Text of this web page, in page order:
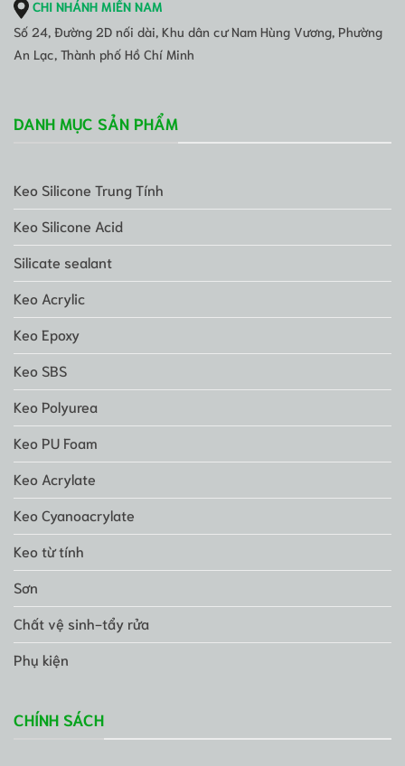
CHI NHÁNH MIỀN NAM
Số 24, Đường 2D nối dài, Khu dân cư Nam Hùng Vương, Phường
An Lạc, Thành phố Hồ Chí Minh
DANH MỤC SẢN PHẨM
Keo Silicone Trung Tính
Keo Silicone Acid
Silicate sealant
Keo Acrylic
Keo Epoxy
Keo SBS
Keo Polyurea
Keo PU Foam
Keo Acrylate
Keo Cyanoacrylate
Keo từ tính
Sơn
Chất vệ sinh-tẩy rửa
Phụ kiện
CHÍNH SÁCH